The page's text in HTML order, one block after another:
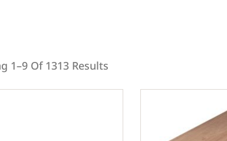
1–9 Of 1313 Results